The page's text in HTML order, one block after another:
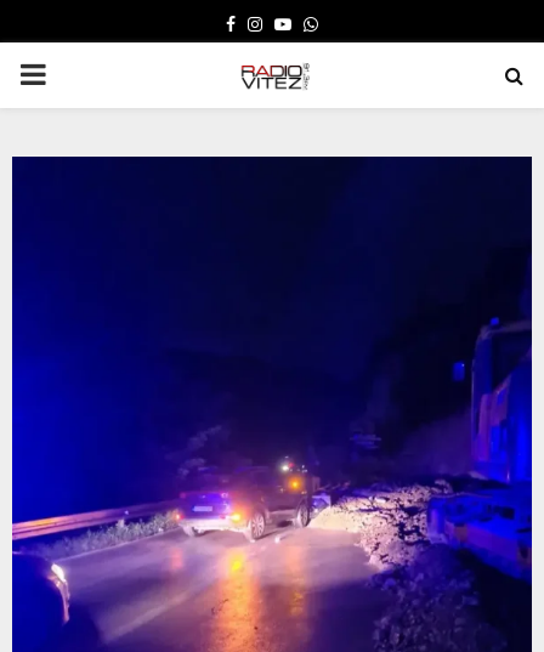
FACEBOOK
INSTAGRAM
YOUTUBE
WHATSAPP
PRIMARY